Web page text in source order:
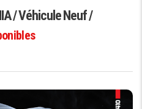
/ Véhicule Neuf /